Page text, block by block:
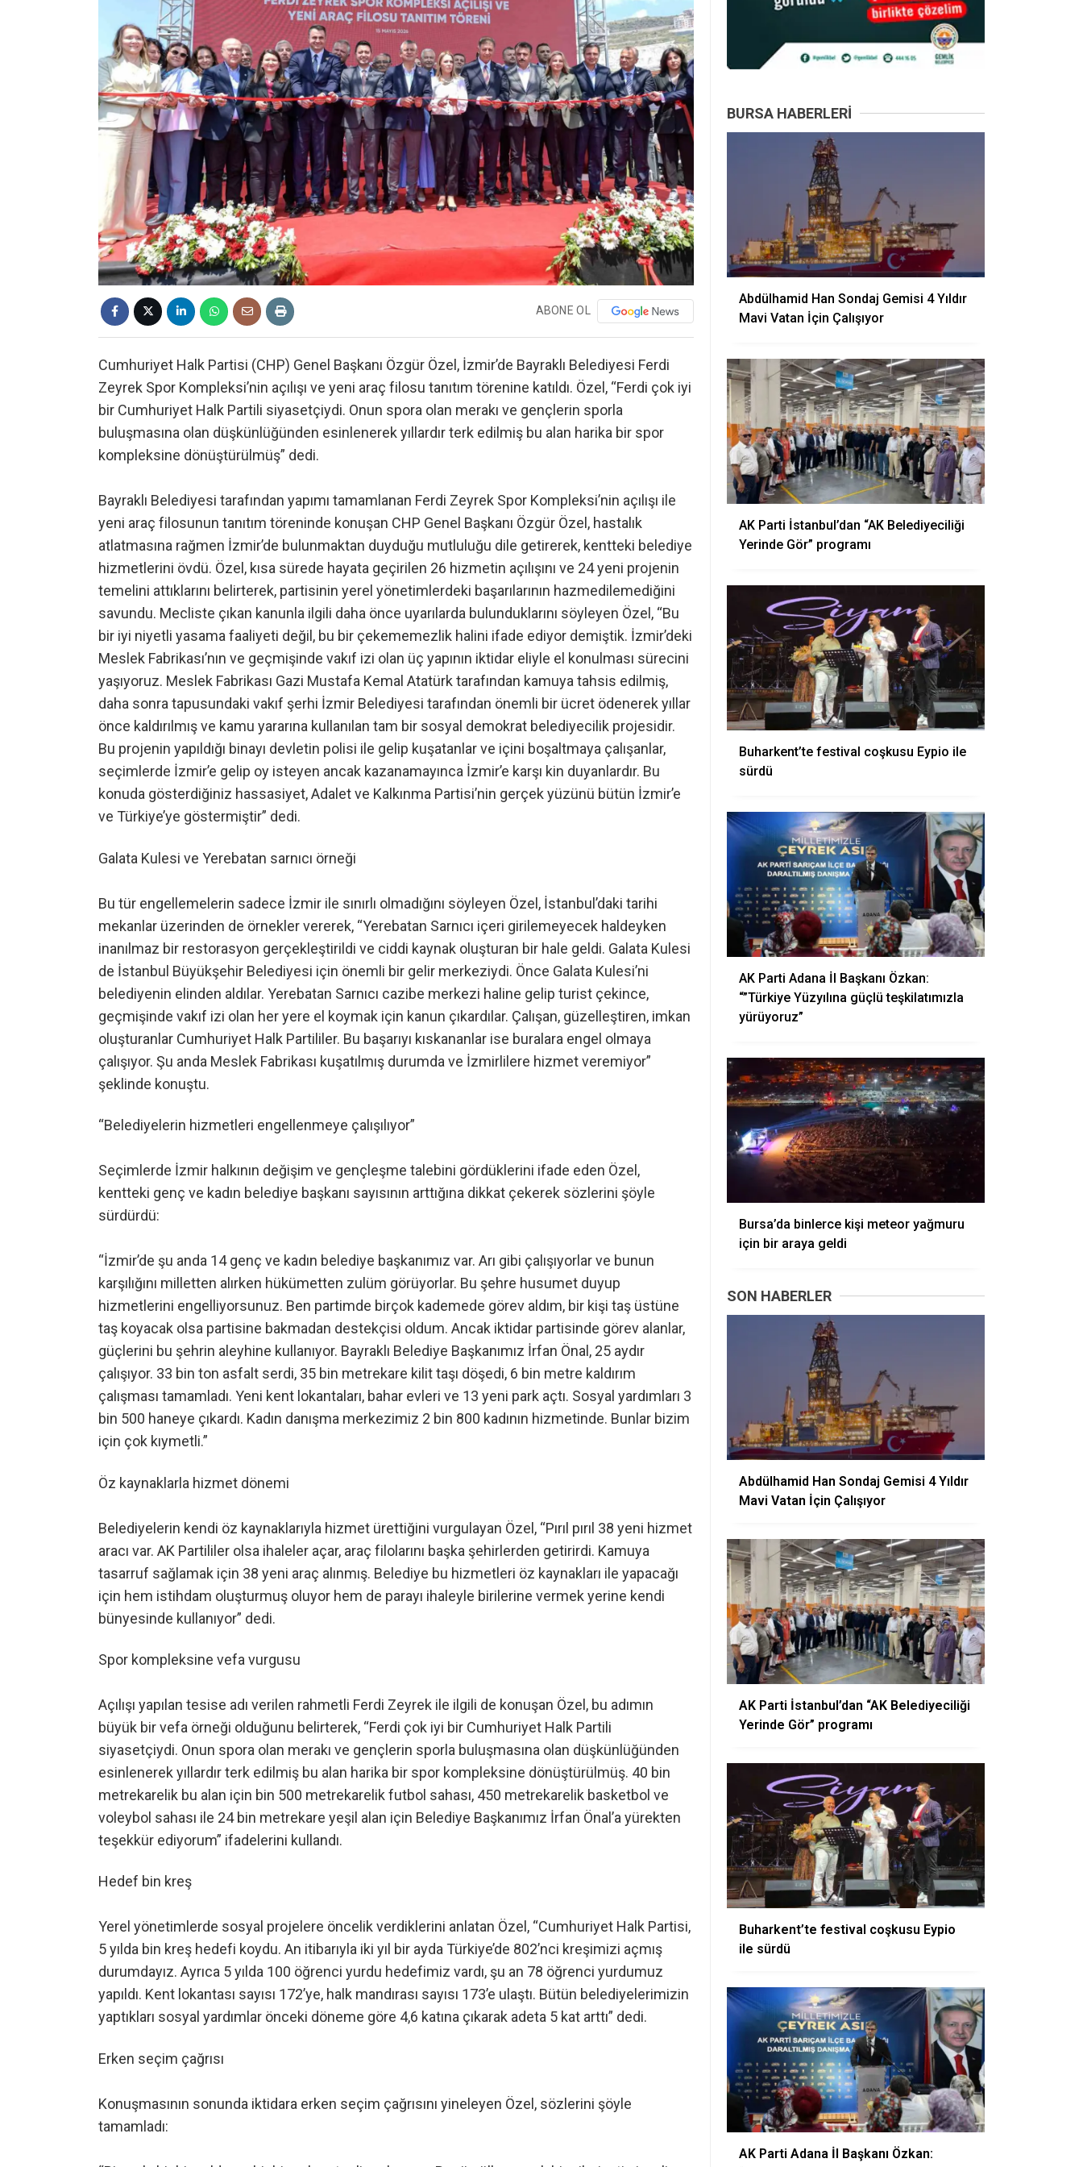
ABONE OL
Cumhuriyet Halk Partisi (CHP) Genel Başkanı Özgür Özel, İzmir’de Bayraklı Belediyesi Ferdi
Zeyrek Spor Kompleksi’nin açılışı ve yeni araç filosu tanıtım törenine katıldı. Özel, “Ferdi çok iyi
bir Cumhuriyet Halk Partili siyasetçiydi. Onun spora olan merakı ve gençlerin sporla
buluşmasına olan düşkünlüğünden esinlenerek yıllardır terk edilmiş bu alan harika bir spor
kompleksine dönüştürülmüş” dedi.
Bayraklı Belediyesi tarafından yapımı tamamlanan Ferdi Zeyrek Spor Kompleksi’nin açılışı ile
yeni araç filosunun tanıtım töreninde konuşan CHP Genel Başkanı Özgür Özel, hastalık
atlatmasına rağmen İzmir’de bulunmaktan duyduğu mutluluğu dile getirerek, kentteki belediye
hizmetlerini övdü. Özel, kısa sürede hayata geçirilen 26 hizmetin açılışını ve 24 yeni projenin
temelini attıklarını belirterek, partisinin yerel yönetimlerdeki başarılarının hazmedilemediğini
savundu. Mecliste çıkan kanunla ilgili daha önce uyarılarda bulunduklarını söyleyen Özel, “Bu
bir iyi niyetli yasama faaliyeti değil, bu bir çekememezlik halini ifade ediyor demiştik. İzmir’deki
Meslek Fabrikası’nın ve geçmişinde vakıf izi olan üç yapının iktidar eliyle el konulması sürecini
yaşıyoruz. Meslek Fabrikası Gazi Mustafa Kemal Atatürk tarafından kamuya tahsis edilmiş,
daha sonra tapusundaki vakıf şerhi İzmir Belediyesi tarafından önemli bir ücret ödenerek yıllar
önce kaldırılmış ve kamu yararına kullanılan tam bir sosyal demokrat belediyecilik projesidir.
Bu projenin yapıldığı binayı devletin polisi ile gelip kuşatanlar ve içini boşaltmaya çalışanlar,
seçimlerde İzmir’e gelip oy isteyen ancak kazanamayınca İzmir’e karşı kin duyanlardır. Bu
konuda gösterdiğiniz hassasiyet, Adalet ve Kalkınma Partisi’nin gerçek yüzünü bütün İzmir’e
ve Türkiye’ye göstermiştir” dedi.
Galata Kulesi ve Yerebatan sarnıcı örneği
Bu tür engellemelerin sadece İzmir ile sınırlı olmadığını söyleyen Özel, İstanbul’daki tarihi
mekanlar üzerinden de örnekler vererek, “Yerebatan Sarnıcı içeri girilemeyecek haldeyken
inanılmaz bir restorasyon gerçekleştirildi ve ciddi kaynak oluşturan bir hale geldi. Galata Kulesi
de İstanbul Büyükşehir Belediyesi için önemli bir gelir merkeziydi. Önce Galata Kulesi’ni
belediyenin elinden aldılar. Yerebatan Sarnıcı cazibe merkezi haline gelip turist çekince,
geçmişinde vakıf izi olan her yere el koymak için kanun çıkardılar. Çalışan, güzelleştiren, imkan
oluşturanlar Cumhuriyet Halk Partililer. Bu başarıyı kıskananlar ise buralara engel olmaya
çalışıyor. Şu anda Meslek Fabrikası kuşatılmış durumda ve İzmirlilere hizmet veremiyor”
şeklinde konuştu.
“Belediyelerin hizmetleri engellenmeye çalışılıyor”
Seçimlerde İzmir halkının değişim ve gençleşme talebini gördüklerini ifade eden Özel,
kentteki genç ve kadın belediye başkanı sayısının arttığına dikkat çekerek sözlerini şöyle
sürdürdü:
“İzmir’de şu anda 14 genç ve kadın belediye başkanımız var. Arı gibi çalışıyorlar ve bunun
karşılığını milletten alırken hükümetten zulüm görüyorlar. Bu şehre husumet duyup
hizmetlerini engelliyorsunuz. Ben partimde birçok kademede görev aldım, bir kişi taş üstüne
taş koyacak olsa partisine bakmadan destekçisi oldum. Ancak iktidar partisinde görev alanlar,
güçlerini bu şehrin aleyhine kullanıyor. Bayraklı Belediye Başkanımız İrfan Önal, 25 aydır
çalışıyor. 33 bin ton asfalt serdi, 35 bin metrekare kilit taşı döşedi, 6 bin metre kaldırım
çalışması tamamladı. Yeni kent lokantaları, bahar evleri ve 13 yeni park açtı. Sosyal yardımları 3
bin 500 haneye çıkardı. Kadın danışma merkezimiz 2 bin 800 kadının hizmetinde. Bunlar bizim
için çok kıymetli.”
Öz kaynaklarla hizmet dönemi
Belediyelerin kendi öz kaynaklarıyla hizmet ürettiğini vurgulayan Özel, “Pırıl pırıl 38 yeni hizmet
aracı var. AK Partililer olsa ihaleler açar, araç filolarını başka şehirlerden getirirdi. Kamuya
tasarruf sağlamak için 38 yeni araç alınmış. Belediye bu hizmetleri öz kaynakları ile yapacağı
için hem istihdam oluşturmuş oluyor hem de parayı ihaleyle birilerine vermek yerine kendi
bünyesinde kullanıyor” dedi.
Spor kompleksine vefa vurgusu
Açılışı yapılan tesise adı verilen rahmetli Ferdi Zeyrek ile ilgili de konuşan Özel, bu adımın
büyük bir vefa örneği olduğunu belirterek, “Ferdi çok iyi bir Cumhuriyet Halk Partili
siyasetçiydi. Onun spora olan merakı ve gençlerin sporla buluşmasına olan düşkünlüğünden
esinlenerek yıllardır terk edilmiş bu alan harika bir spor kompleksine dönüştürülmüş. 40 bin
metrekarelik bu alan için bin 500 metrekarelik futbol sahası, 450 metrekarelik basketbol ve
voleybol sahası ile 24 bin metrekare yeşil alan için Belediye Başkanımız İrfan Önal’a yürekten
teşekkür ediyorum” ifadelerini kullandı.
Hedef bin kreş
Yerel yönetimlerde sosyal projelere öncelik verdiklerini anlatan Özel, “Cumhuriyet Halk Partisi,
5 yılda bin kreş hedefi koydu. An itibarıyla iki yıl bir ayda Türkiye’de 802’nci kreşimizi açmış
durumdayız. Ayrıca 5 yılda 100 öğrenci yurdu hedefimiz vardı, şu an 78 öğrenci yurdumuz
yapıldı. Kent lokantası sayısı 172’ye, halk mandırası sayısı 173’e ulaştı. Bütün belediyelerimizin
yaptıkları sosyal yardımlar önceki döneme göre 4,6 katına çıkarak adeta 5 kat arttı” dedi.
Erken seçim çağrısı
Konuşmasının sonunda iktidara erken seçim çağrısını yineleyen Özel, sözlerini şöyle
tamamladı:
BURSA HABERLERI
Abdülhamid Han Sondaj Gemisi 4 Yıldır
Mavi Vatan İçin Çalışıyor
AK Parti İstanbul’dan “AK Belediyeciliği
Yerinde Gör” programı
Buharkent’te festival coşkusu Eypio ile
sürdü
AK Parti Adana İl Başkanı Özkan:
“”Türkiye Yüzyılına güçlü teşkilatımızla
yürüyoruz”
Bursa’da binlerce kişi meteor yağmuru
için bir araya geldi
SON HABERLER
Abdülhamid Han Sondaj Gemisi 4 Yıldır
Mavi Vatan İçin Çalışıyor
AK Parti İstanbul’dan “AK Belediyeciliği
Yerinde Gör” programı
Buharkent’te festival coşkusu Eypio
ile sürdü
AK Parti Adana İl Başkanı Özkan: